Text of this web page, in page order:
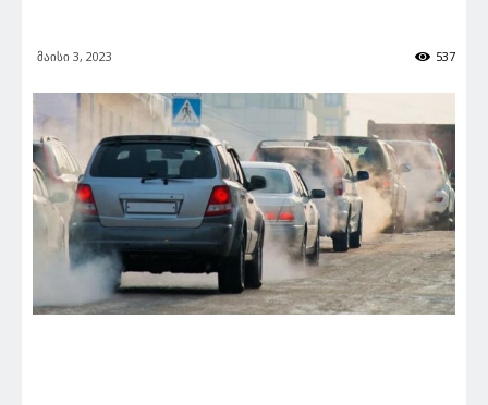
მაისი 3, 2023 537